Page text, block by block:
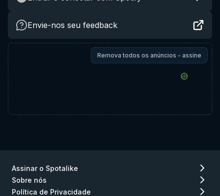
Envie-nos seu feedback
Remova todos os anúncios - assine
Assinar o Spotalike
Sobre nós
Política de Privacidade